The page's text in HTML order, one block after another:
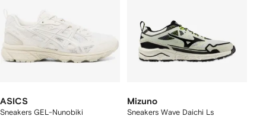
ASICS
Sneakers GEL-Nunobiki
Mizuno
Sneakers Wave Daichi Ls